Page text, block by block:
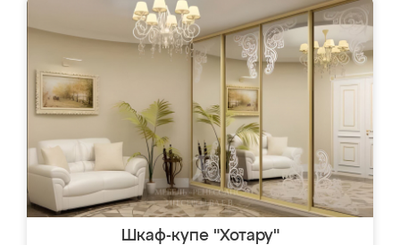
Шкаф-купе "Хотару"